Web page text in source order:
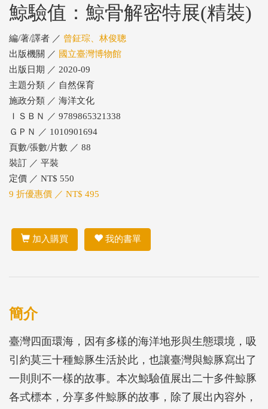
鯨驗值：鯨骨解密特展(精裝)
編/著/譯者 ／ 曾鉦琮、林俊聰
出版機關 ／ 國立臺灣博物館
出版日期 ／ 2020-09
主題分類 ／ 自然保育
施政分類 ／ 海洋文化
ＩＳＢＮ ／ 9789865321338
ＧＰＮ ／ 1010901694
頁數/張數/片數 ／ 88
裝訂 ／ 平裝
定價 ／ NT$ 550
9 折優惠價 ／ NT$ 495
加入購買 我的書單
簡介
臺灣四面環海，因有多樣的海洋地形與生態環境，吸
引約莫三十種鯨豚生活於此，也讓臺灣與鯨豚寫出了
一則則不一樣的故事。本次鯨驗值展出二十多件鯨豚
各式標本，分享多件鯨豚的故事，除了展出內容外，